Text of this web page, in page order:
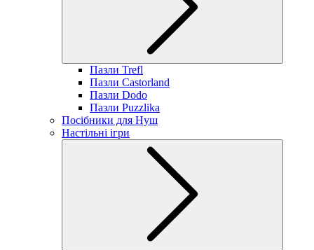
Пазли Trefl
Пазли Castorland
Пазли Dodo
Пазли Puzzlika
Посібники для Нуш
Настільні ігри